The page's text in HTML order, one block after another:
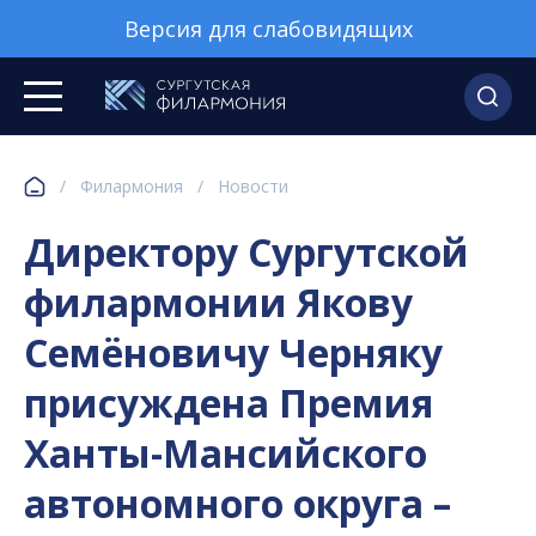
Версия для слабовидящих
/ Филармония / Новости
Директору Сургутской
филармонии Якову
Семёновичу Черняку
присуждена Премия
Ханты-Мансийского
автономного округа –